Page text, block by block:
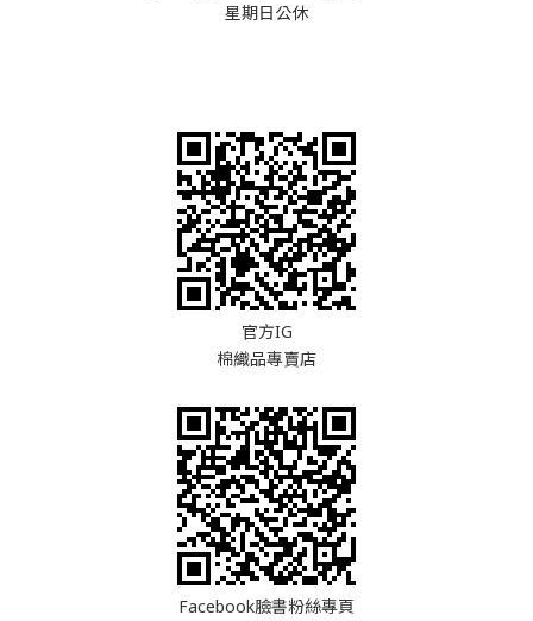
星期日公休
官方IG
棉織品專賣店
Facebook臉書粉絲專頁